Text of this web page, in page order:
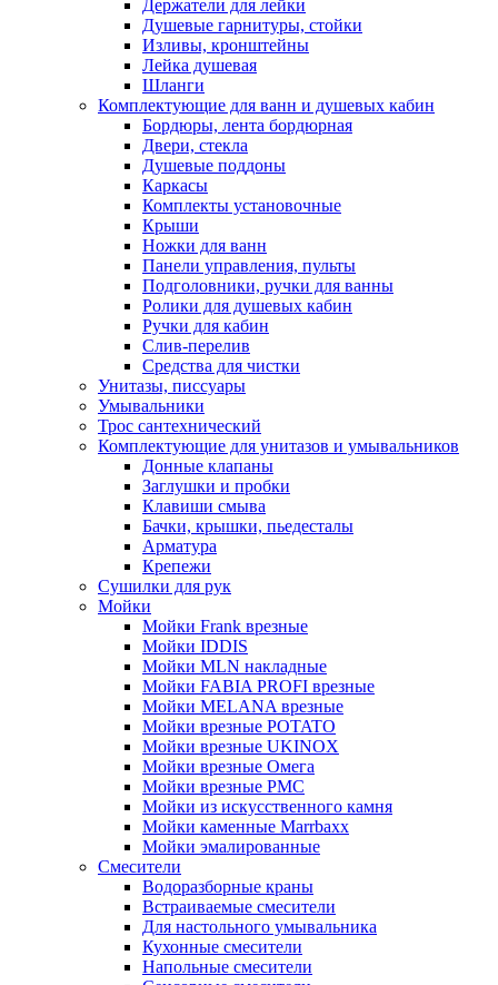
Держатели для лейки
Душевые гарнитуры, стойки
Изливы, кронштейны
Лейка душевая
Шланги
Комплектующие для ванн и душевых кабин
Бордюры, лента бордюрная
Двери, стекла
Душевые поддоны
Каркасы
Комплекты установочные
Крыши
Ножки для ванн
Панели управления, пульты
Подголовники, ручки для ванны
Ролики для душевых кабин
Ручки для кабин
Слив-перелив
Средства для чистки
Унитазы, писсуары
Умывальники
Трос сантехнический
Комплектующие для унитазов и умывальников
Донные клапаны
Заглушки и пробки
Клавиши смыва
Бачки, крышки, пьедесталы
Арматура
Крепежи
Сушилки для рук
Мойки
Мойки Frank врезные
Мойки IDDIS
Мойки MLN накладные
Мойки FABIA PROFI врезные
Мойки MELANA врезные
Мойки врезные POTATO
Мойки врезные UKINOX
Мойки врезные Омега
Мойки врезные РМС
Мойки из искусственного камня
Мойки каменные Marrbaxx
Мойки эмалированные
Смесители
Водоразборные краны
Встраиваемые смесители
Для настольного умывальника
Кухонные смесители
Напольные смесители